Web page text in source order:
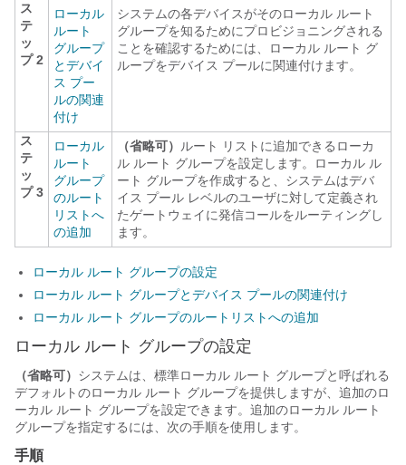
ス
テ
ッ
プ 2
ローカル
ルート
グループ
とデバイ
ス プー
ルの関連
付け
システムの各デバイスがそのローカル ルート
グループを知るためにプロビジョニングされる
ことを確認するためには、ローカル ルート グ
ループをデバイス プールに関連付けます。
ス
テ
ッ
プ 3
ローカル
ルート
グループ
のルート
リストへ
の追加
（省略可）
ルート リストに追加できるローカ
ル ルート グループを設定します。ローカル ル
ート グループを作成すると、システムはデバ
イス プール レベルのユーザに対して定義され
たゲートウェイに発信コールをルーティングし
ます。
ローカル ルート グループの設定
ローカル ルート グループとデバイス プールの関連付け
ローカル ルート グループのルートリストへの追加
ローカル ルート グループの設定
（省略可） システムは、標準ローカル ルート グループと呼ばれる
デフォルトのローカル ルート グループを提供しますが、追加のロ
ーカル ルート グループを設定できます。追加のローカル ルート
グループを指定するには、次の手順を使用します。
手順